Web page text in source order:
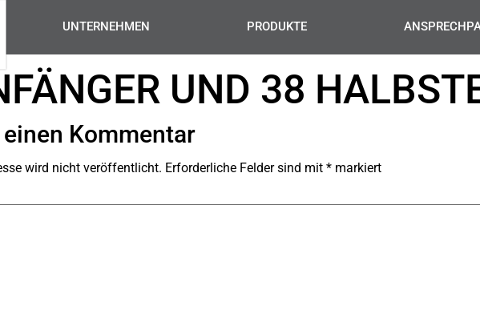
UNTERNEHMEN PRODUKTE
UND 38
Kommentar
wird nicht veröffentlicht. Erforderliche Felder sind mit * markiert